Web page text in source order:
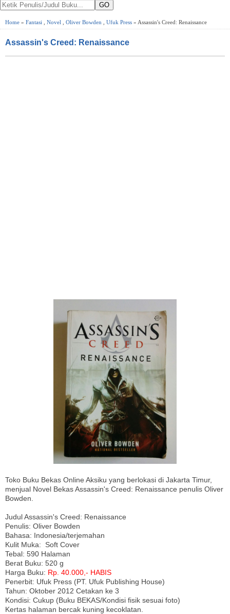
GO
Home » Fantasi Novel Oliver Bowden Ufuk Press » Assassin's Creed: Renaissance
Assassin's Creed: Renaissance
Toko Buku Bekas Online Aksiku yang berlokasi di Jakarta Timur,
menjual Novel Bekas Assassin's Creed: Renaissance penulis Oliver
Bowden.
Judul Assassin's Creed: Renaissance
Penulis: Oliver Bowden
Bahasa: Indonesia/terjemahan
Kulit Muka: Soft Cover
Tebal: 590 Halaman
Berat Buku: 520 g
Harga Buku: Rp. 40.000,- HABIS
Penerbit: Ufuk Press (PT. Ufuk Publishing House)
Tahun: Oktober 2012 Cetakan ke 3
Kondisi: Cukup (Buku BEKAS/Kondisi fisik sesuai foto)
Kertas halaman bercak kuning kecoklatan.